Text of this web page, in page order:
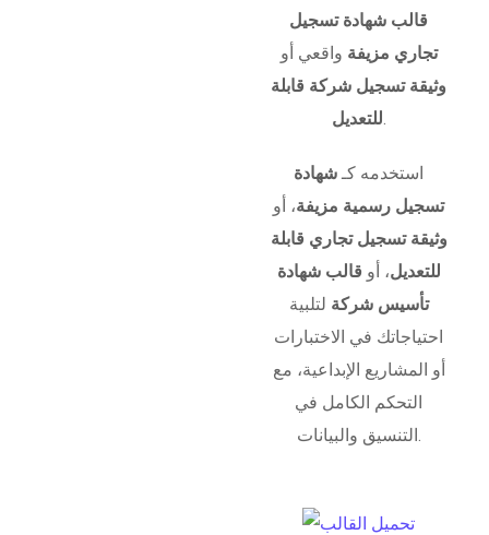
قالب شهادة تسجيل
تجاري مزيفة واقعي أو
وثيقة تسجيل شركة قابلة
للتعديل.
استخدمه كـشهادة
تسجيل رسمية مزيفة، أو
وثيقة تسجيل تجاري قابلة
للتعديل، أو قالب شهادة
تأسيس شركة لتلبية
احتياجاتك في الاختبارات
أو المشاريع الإبداعية، مع
التحكم الكامل في
التنسيق والبيانات.